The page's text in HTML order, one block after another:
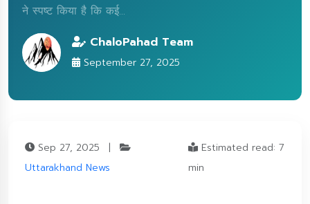
ने स्पष्ट किया है कि कई...
ChaloPahad Team
September 27, 2025
Sep 27, 2025
|
Uttarakhand News
Estimated read: 7
min